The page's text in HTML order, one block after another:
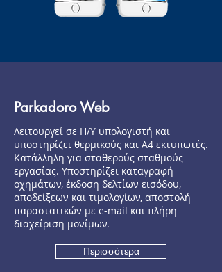
Parkadoro Web
Λειτουργεί σε Η/Υ υπολογιστή και
υποστηρίζει θερμικούς και Α4 εκτυπωτές.
Κατάλληλη για σταθερούς σταθμούς
εργασίας. Υποστηρίζει καταγραφή
οχημάτων, έκδοση δελτίων εισόδου,
αποδείξεων και τιμολογίων, αποστολή
παραστατικών με e-mail και πλήρη
διαχείριση μονίμων.
Περισσότερα